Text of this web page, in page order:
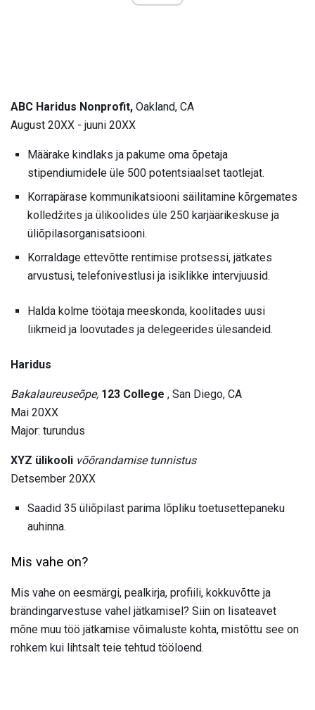
ABC Haridus Nonprofit, Oakland, CA
August 20XX - juuni 20XX
Määrake kindlaks ja pakume oma õpetaja
stipendiumidele üle 500 potentsiaalset taotlejat.
Korrapärase kommunikatsiooni säilitamine kõrgemates
kolledžites ja ülikoolides üle 250 karjäärikeskuse ja
üliõpilasorganisatsiooni.
Korraldage ettevõtte rentimise protsessi, jätkates
arvustusi, telefonivestlusi ja isiklikke intervjuusid.
Halda kolme töötaja meeskonda, koolitades uusi
liikmeid ja loovutades ja delegeerides ülesandeid.
Haridus
Bakalaureuseõpe, 123 College , San Diego, CA
Mai 20XX
Major: turundus
XYZ ülikooli võõrandamise tunnistus
Detsember 20XX
Saadid 35 üliõpilast parima lõpliku toetusettepaneku
auhinna.
Mis vahe on?
Mis vahe on eesmärgi, pealkirja, profiili, kokkuvõtte ja
brändingarvestuse vahel jätkamisel? Siin on lisateavet
mõne muu töö jätkamise võimaluste kohta, mistõttu see on
rohkem kui lihtsalt teie tehtud tööloend.